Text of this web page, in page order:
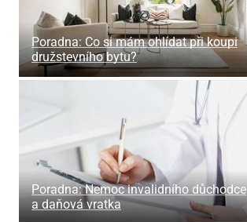
Poradna: Co si mám ohlídat při koupi
družstevního bytu?
Poradna: Nemoc invalidního důchodce
a daňová vratka